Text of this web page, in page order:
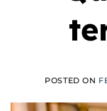
POSTED ON